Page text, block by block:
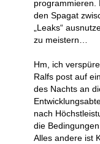
programmieren.
den Spagat
„Leaks“
zu meistern…
Hm, ich
Ralfs post auf
des Nachts an
nach
die
Alles andere ist